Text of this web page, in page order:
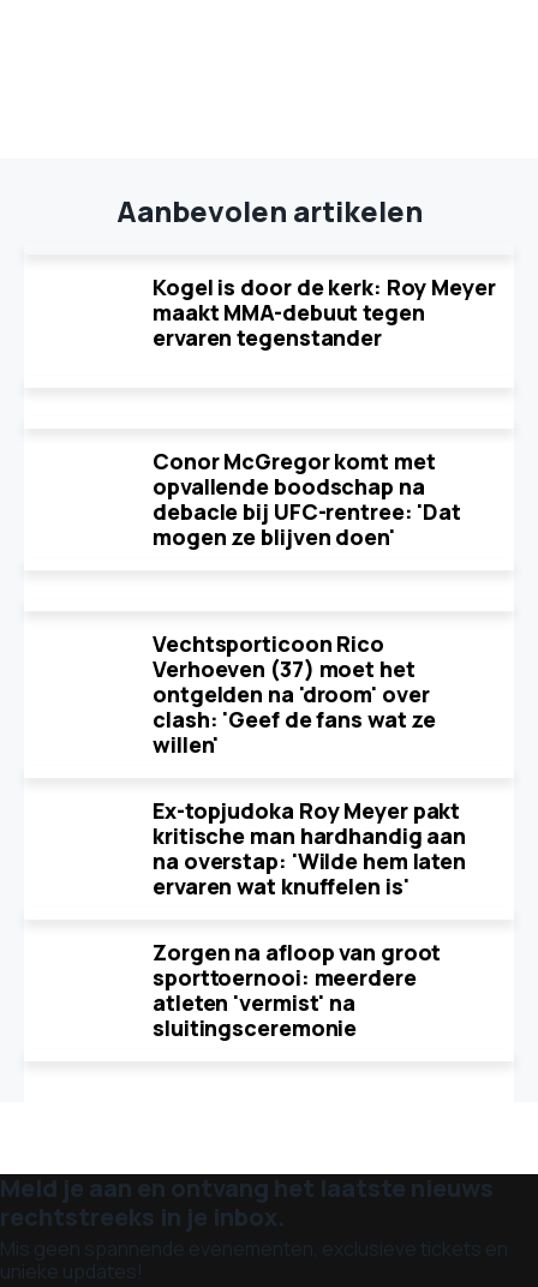
Aanbevolen artikelen
Kogel is door de kerk: Roy Meyer
maakt MMA-debuut tegen
ervaren tegenstander
Conor McGregor komt met
opvallende boodschap na
debacle bij UFC-rentree: 'Dat
mogen ze blijven doen'
Vechtsporticoon Rico
Verhoeven (37) moet het
ontgelden na 'droom' over
clash: 'Geef de fans wat ze
willen'
Ex-topjudoka Roy Meyer pakt
kritische man hardhandig aan
na overstap: 'Wilde hem laten
ervaren wat knuffelen is'
Zorgen na afloop van groot
sporttoernooi: meerdere
atleten 'vermist' na
sluitingsceremonie
Meld je aan en ontvang het laatste nieuws
rechtstreeks in je inbox.
Mis geen spannende evenementen, exclusieve tickets en
unieke updates!